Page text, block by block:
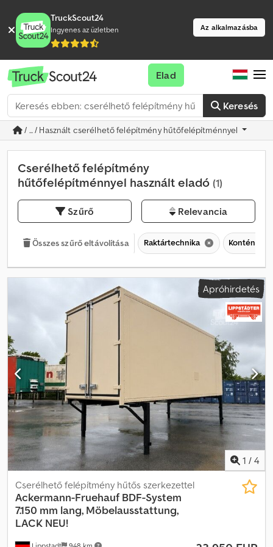
TruckScout24
Ingyenes az üzletben Az alkalmazásba
Keresés
Elad
/ ... / Használt cserélhető felépítmény hűtőfelépítménnyel
Cserélhető felépítmény
hűtőfelépítménnyel használt eladó (1)
Szűrő Relevancia
Összes szűrő eltávolítása Raktártechnika
Apróhirdetés
1 / 4
Cserélhető felépítmény hűtős szerkezettel
Ackermann-Fruehauf BDF-System
7.150 mm lang, Möbelausstattung,
LACK NEU!